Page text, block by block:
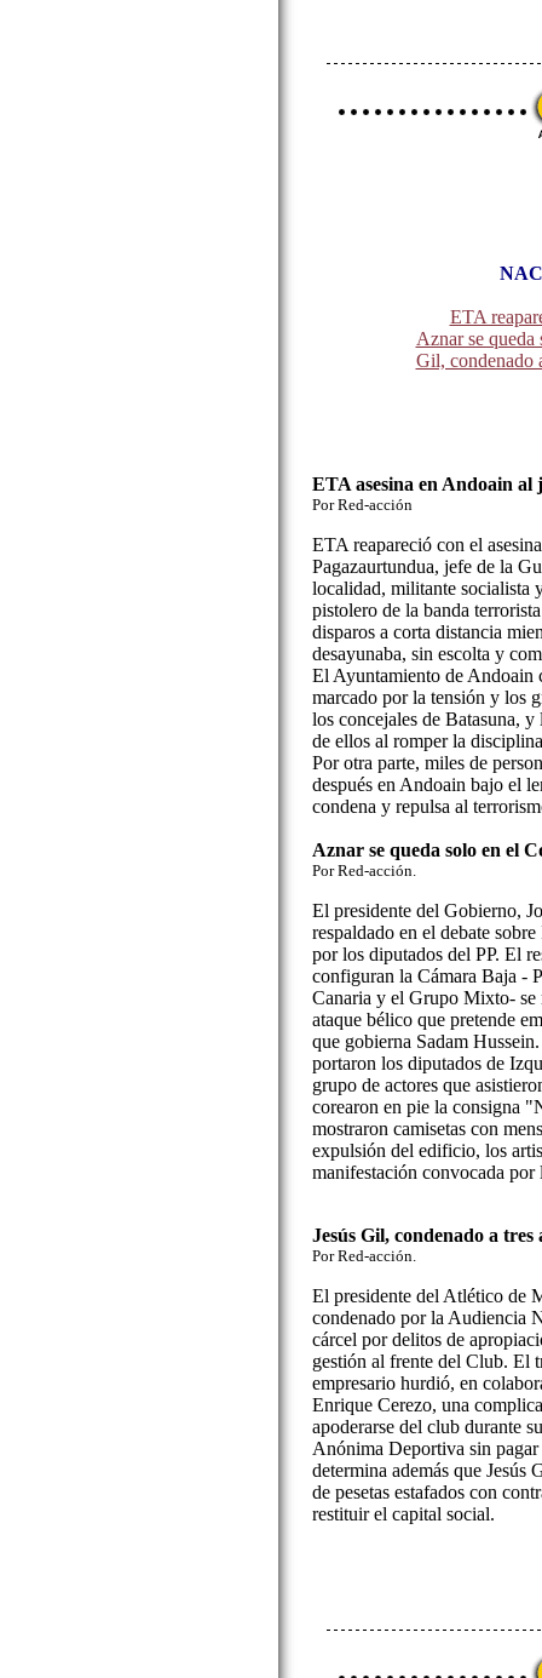
ETA
Aznar se queda
Gil, condenado
ETA asesina en Andoain
Por Red-acción
ETA reapareció con el
Pagazaurtundua, jefe de la
localidad, militante socialista
pistolero de la banda
disparos a corta distancia
desayunaba, sin escolta y
El Ayuntamiento de Andoain
marcado por la tensión y los
los concejales de Batasuna,
de ellos al romper la
Por otra parte, miles de
después en Andoain bajo el
condena y repulsa al
Aznar se queda solo en el
Por Red-acción.
El presidente del Gobierno,
respaldado en el debate
por los diputados del PP. El
configuran la Cámara Baja -
Canaria y el Grupo Mixto- se
ataque bélico que pretende
que gobierna Sadam
portaron los diputados de
grupo de actores que
corearon en pie la consigna
mostraron camisetas con
expulsión del edificio, los
manifestación convocada
Jesús Gil, condenado a tres
Por Red-acción.
El presidente del Atlético de
condenado por la Audiencia
cárcel por delitos de
gestión al frente del Club. El
empresario hurdió, en
Enrique Cerezo, una
apoderarse del club durante
Anónima Deportiva sin pagar
determina además que
de pesetas estafados con
restituir el capital social.